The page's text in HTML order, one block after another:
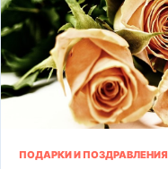
ПОДАРКИ И ПОЗДРАВЛЕНИЯ